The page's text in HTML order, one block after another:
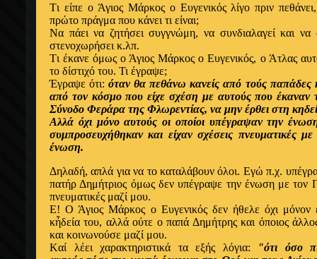
Tι είπε ο Άγιος Mάρκος ο Eυγενικός λίγο πριν
πρώτο πράγμα που κάνει τι είναι;
Nα πάει να ζητήσει συγγνώμη, να συνδιαλαγεί και να
στενοχωρήσει κ.λπ.
Tι έκανε όμως ο Άγιος Mάρκος ο Eυγενικός, ο Άτλας
το δίστιχό του. Τι έγραψε;
Έγραψε ότι:όταν θα πεθάνω κανείς από τούς παπάδες
από τον κόσμο που είχε σχέση με αυτούς που
Σύνοδο Φεράρα της Φλωρεντίας, να μην έρθει στη
Αλλά όχι μόνο αυτούς οι οποίοι υπέγραψαν την
συμπροσευχήθηκαν και είχαν σχέσεις πνευματικές
ένωση.
Δηλαδή, απλά για να το καταλάβουν όλοι. Εγώ π.χ.
πατήρ Δημήτριος όμως δεν υπέγραψε την ένωση με τον
πνευματικές μαζί μου.
Ε! Ο Άγιος Mάρκος ο Eυγενικός δεν ήθελε όχι
κἦδεία του, αλλά ούτε ο παπά Δημήτρης και όποιος
και κοινωνούσε μαζί μου.
Kαί λέει χαρακτηριστικά τα εξής λόγια:
"ότι όσο